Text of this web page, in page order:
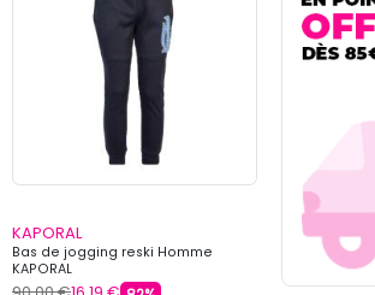
KAPORAL
Bas de jogging reski Homme
KAPORAL